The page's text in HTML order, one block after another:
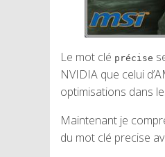
Le mot clé précise
NVIDIA que celui
optimisations dans
Maintenant je
du mot clé precise